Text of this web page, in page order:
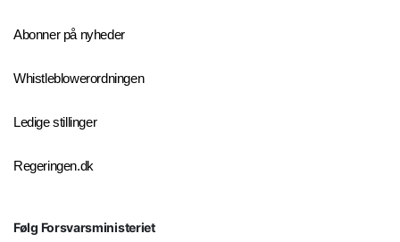
Abonner på nyheder
Whistleblowerordningen
Ledige stillinger
Regeringen.dk
Følg Forsvarsministeriet